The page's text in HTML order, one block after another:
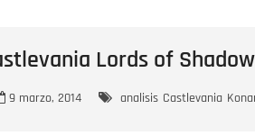
Lords of
9 marzo, 2014 analisis Castlevania